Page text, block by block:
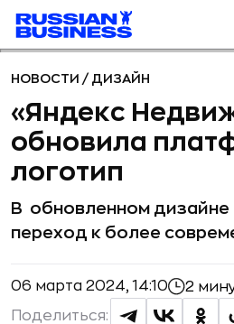
НОВОСТИ / ДИЗАЙН
«Яндекс
обновила
логотип
В обновленном
переход к более
06 марта 2024, 14:10 2
Поделиться: